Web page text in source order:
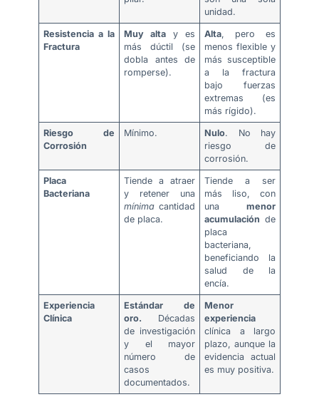
unidad.
Resistencia a la
Fractura
Muy alta y es
más dúctil (se
dobla antes de
romperse).
Alta , pero es
menos flexible y
más susceptible
a la fractura
bajo fuerzas
extremas (es
más rígido).
Riesgo de
Corrosión
Mínimo. Nulo. No hay
riesgo de
corrosión.
Placa
Bacteriana
Tiende a atraer
y retener una
mínima cantidad
de placa.
Tiende a ser
más liso, con
una menor
acumulación de
placa
bacteriana,
beneficiando la
salud de la
encía.
Experiencia
Clínica
Estándar de
oro. Décadas
de investigación
y el mayor
número de
casos
documentados.
Menor
experiencia
clínica a largo
plazo, aunque la
evidencia actual
es muy positiva.